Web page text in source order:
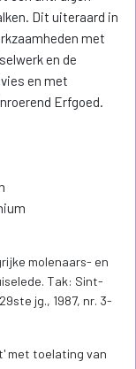
Dit uiteraard in
met
en de
en met
Erfgoed.
molenaars- en
Tak: Sint-
jg., 1987, nr. 3-
met toelating van